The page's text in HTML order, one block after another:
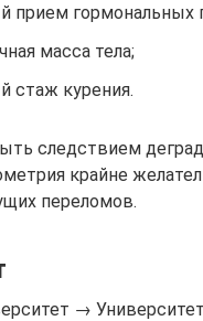
прием гормональных
масса тела;
стаж курения.
следствием
крайне
переломов.
→